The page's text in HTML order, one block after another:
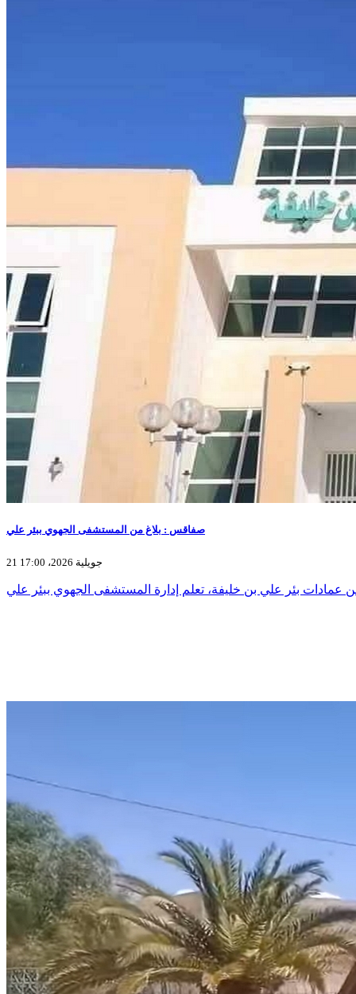
صفاقس : بلاغ من المستشفى الجهوي ببئر علي
21 جويلية 2026، 17:00